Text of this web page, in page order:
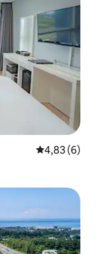
4,83 de uma
4,83 (6)